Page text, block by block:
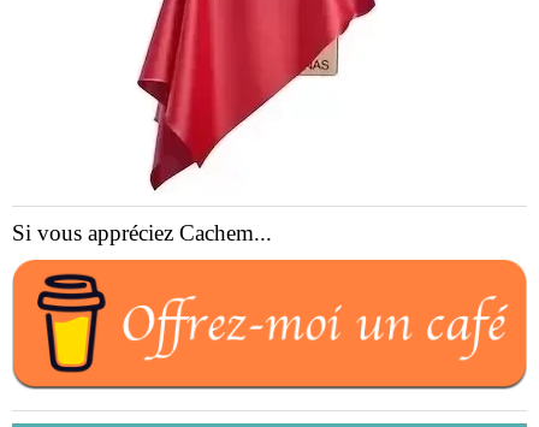
Si vous appréciez Cachem...